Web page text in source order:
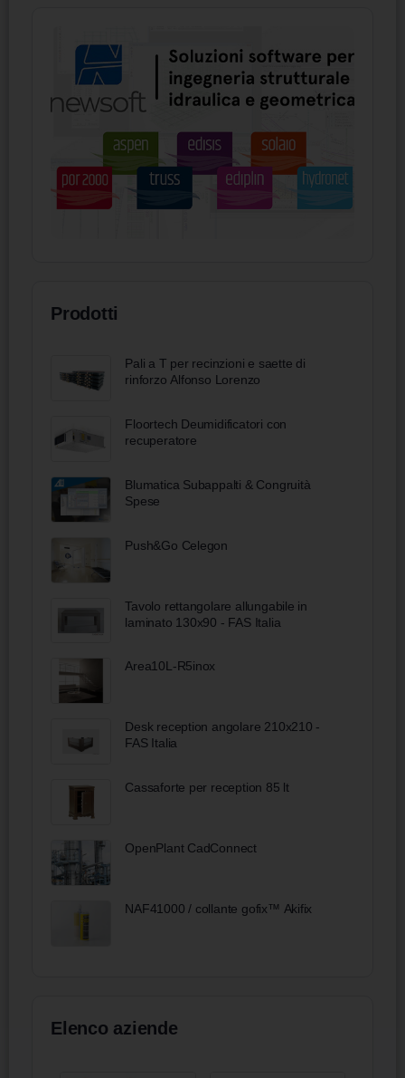
Prodotti
Pali a T per recinzioni e saette di
rinforzo Alfonso Lorenzo
Floortech Deumidificatori con
recuperatore
Blumatica Subappalti & Congruità
Spese
Push&Go Celegon
Tavolo rettangolare allungabile in
laminato 130x90 - FAS Italia
Area10L-R5inox
Desk reception angolare 210x210 -
FAS Italia
Cassaforte per reception 85 lt
OpenPlant CadConnect
NAF41000 / collante gofix™ Akifix
Elenco aziende